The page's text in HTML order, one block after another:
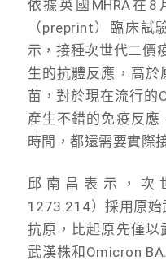
依據英國MHRA在
（preprint）臨床試
示，接種次世代二價
生的抗體反應，高
苗，對於現在流行的
產生不錯的免疫反
時間，都還需要實際
邱南昌表示，次
1273.214）採用原
抗原，比起原先僅以
武漢株和Omicron